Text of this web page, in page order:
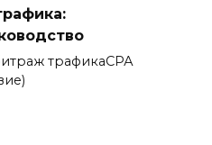
трафикаСРА